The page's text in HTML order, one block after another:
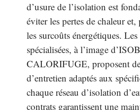
d’usure de l’isolation est
éviter les pertes de chaleur et,
les surcoûts énergétiques. Les
spécialisées, à l’image
CALORIFUGE, proposent
d’entretien adaptés aux
chaque réseau d’isolation
contrats garantissent une